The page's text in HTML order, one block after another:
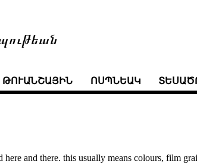
ԹՈՒԱՆՇԱՅԻՆ ՈՍՊՆԵԱԿ
here and there. this usually means colours, film